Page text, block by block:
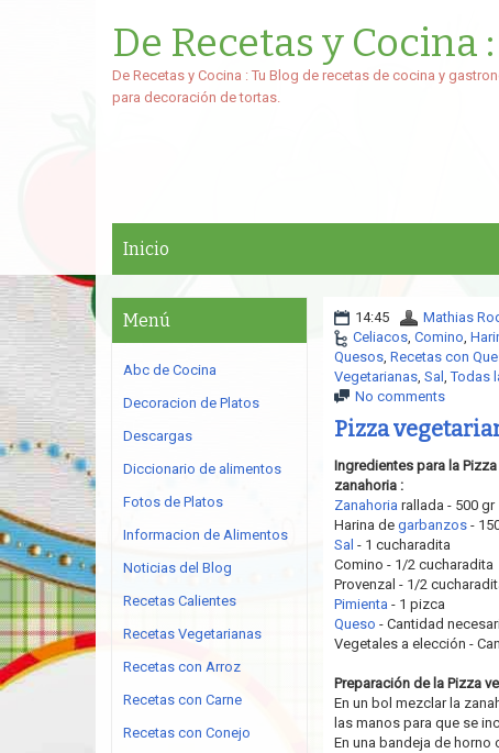
De Recetas y
De Recetas y Cocina : Tu Blog de recetas de cocina y
para decoración de tortas.
Inicio
14:45
Mathias
Celiacos, Comino,
Quesos, Recetas con
Vegetarianas, Sal ,Todas
No comments
Pizza
Ingredientes para la
zanahoria :
Zanahoria rallada - 500 gr
Harina de garbanzos-
Sal - 1 cucharadita
Comino - 1/2 cucharadita
Provenzal - 1/2
Pimienta - 1 pizca
Queso - Cantidad
Vegetales a elección -
Preparación de la Pizza
En un bol mezclar la
las manos para que se
En una bandeja de
Menú
Abc de Cocina
Decoracion de Platos
Descargas
Diccionario de alimentos
Fotos de Platos
Informacion de Alimentos
Noticias del Blog
Recetas Calientes
Recetas Vegetarianas
Recetas con Arroz
Recetas con Carne
Recetas con Conejo